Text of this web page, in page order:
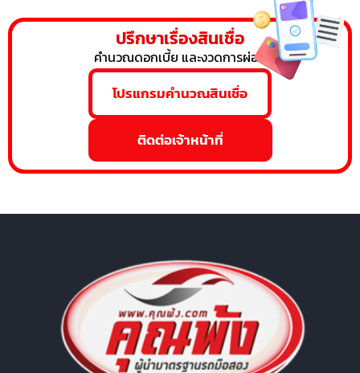
ปรึกษาเรื่องสินเชื่อ
คำนวณดอกเบี้ย และงวดการผ่อน
โปรแกรมคำนวณสินเชื่อ
ติดต่อเจ้าหน้าที่